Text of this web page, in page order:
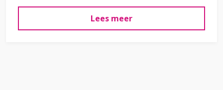
Lees meer